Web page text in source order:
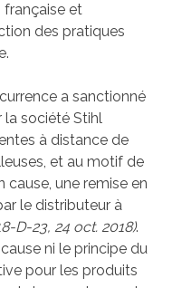
française et
des pratiques
a sanctionné
société Stihl
à distance de
et au motif de
une remise en
le distributeur à
D-23, 24 oct. 2018).
ni le principe du
pour les produits